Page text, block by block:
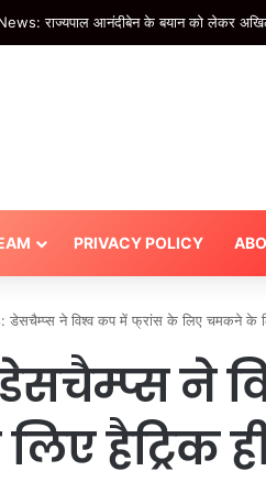
राज्यपाल आनंदीबेन के बयान को लेकर
PRIVACY POLICY
ने विश्व कप में फ्रांस के लिए चमकने के
ने
हैट्रिक